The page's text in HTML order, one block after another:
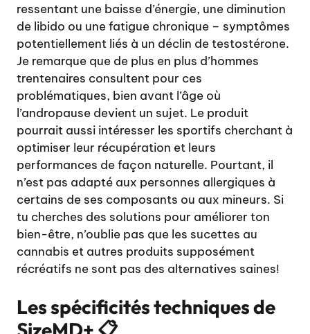
ressentant une baisse d’énergie, une diminution
de libido ou une fatigue chronique – symptômes
potentiellement liés à un déclin de testostérone.
Je remarque que de plus en plus d’hommes
trentenaires consultent pour ces
problématiques, bien avant l’âge où
l’andropause devient un sujet. Le produit
pourrait aussi intéresser les sportifs cherchant à
optimiser leur récupération et leurs
performances de façon naturelle. Pourtant, il
n’est pas adapté aux personnes allergiques à
certains de ses composants ou aux mineurs. Si
tu cherches des solutions pour améliorer ton
bien-être, n’oublie pas que les sucettes au
cannabis et autres produits supposément
récréatifs ne sont pas des alternatives saines!
Les spécificités techniques de